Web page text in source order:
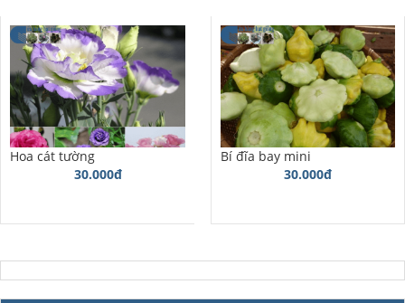
Hoa cát tường
30.000đ
Bí đĩa bay mini
30.000đ